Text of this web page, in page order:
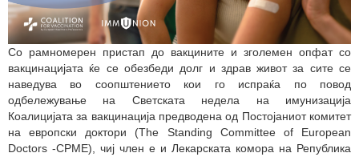
Со рамномерен пристап до вакцините и зголемен опфат со
вакцинацијата ќе се обезбеди долг и здрав живот за сите се
наведува во соопштението кои го испраќа по повод
одбележување на Светската недела на имунизација
Коалицијата за вакцинација предводена од Постојаниот комитет
на европски доктори (The Standing Committee of European
Doctors -CPME), чиј член е и Лекарската комора на Република